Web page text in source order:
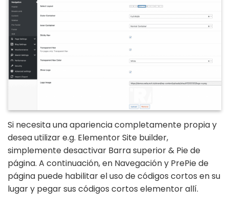
Si necesita una apariencia completamente propia y
desea utilizar e.g. Elementor Site builder,
simplemente desactivar Barra superior & Pie de
página. A continuación, en Navegación y PrePie de
página puede habilitar el uso de códigos cortos en su
lugar y pegar sus códigos cortos elementor allí.